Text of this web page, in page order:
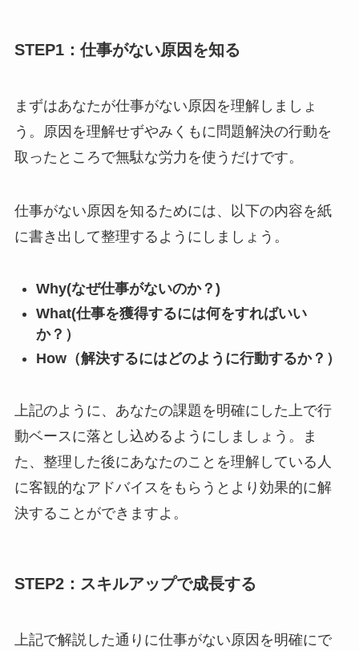
STEP1：仕事がない原因を知る
まずはあなたが仕事がない原因を理解しましょ
う。原因を理解せずやみくもに問題解決の行動を
取ったところで無駄な労力を使うだけです。
仕事がない原因を知るためには、以下の内容を紙
に書き出して整理するようにしましょう。
Why(なぜ仕事がないのか？)
What(仕事を獲得するには何をすればいい
か？）
How（解決するにはどのように行動するか？）
上記のように、あなたの課題を明確にした上で行
動ベースに落とし込めるようにしましょう。ま
た、整理した後にあなたのことを理解している人
に客観的なアドバイスをもらうとより効果的に解
決することができますよ。
STEP2：スキルアップで成長する
上記で解説した通りに仕事がない原因を明確にで